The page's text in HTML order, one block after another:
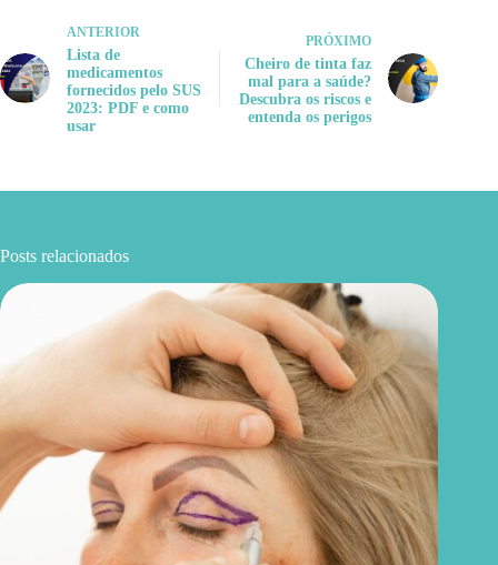
ANTERIOR
Lista de
medicamentos
fornecidos pelo SUS
2023: PDF e como
usar
PRÓXIMO
Cheiro de tinta faz
mal para a saúde?
Descubra os riscos e
entenda os perigos
Posts relacionados